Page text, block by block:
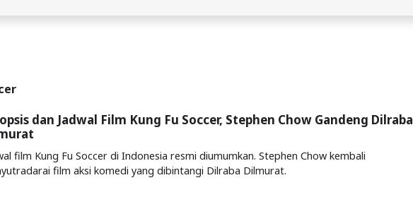
dan Jadwal Film Kung Fu Soccer, Stephen Chow Gandeng Dilraba
film Kung Fu Soccer di Indonesia resmi diumumkan. Stephen Chow kembali
film aksi komedi yang dibintangi Dilraba Dilmurat.